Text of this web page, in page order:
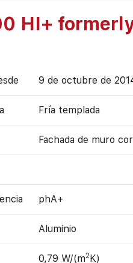
HI+
9 de octubre de
Fría templada
Fachada de muro
phA+
Aluminio
0,79 W/(m2K)